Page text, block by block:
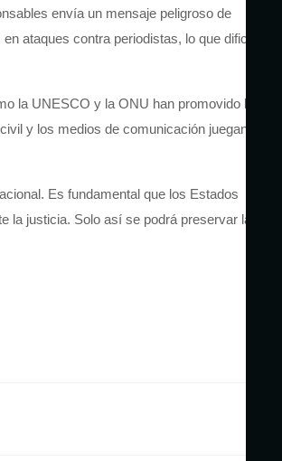
envía un mensaje peligroso de
ataques contra periodistas, lo que dificulta
la UNESCO y la ONU han promovido la
y los medios de comunicación juegan un
Es fundamental que los Estados
la justicia. Solo así se podrá preservar la